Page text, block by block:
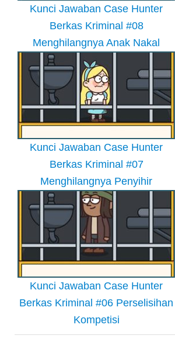
Kunci Jawaban Case Hunter
Berkas Kriminal #08
Menghilangnya Anak Nakal
Kunci Jawaban Case Hunter
Berkas Kriminal #07
Menghilangnya Penyihir
Kunci Jawaban Case Hunter
Berkas Kriminal #06 Perselisihan
Kompetisi